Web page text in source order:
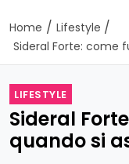
Home / Lifestyle /
Sideral Forte: come
LIFESTYLE
Sideral
quando si